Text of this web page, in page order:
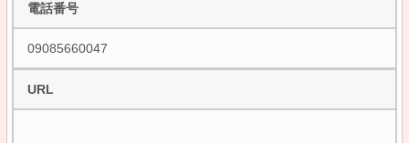
電話番号
09085660047
URL